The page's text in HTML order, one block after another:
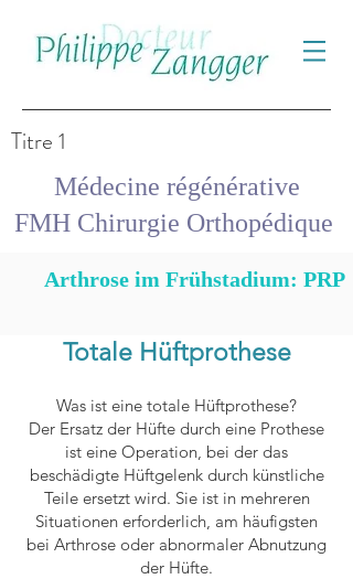
Titre 1
Médecine régénérative
FMH Chirurgie Orthopédique
Arthrose im Frühstadium: PRP
Totale Hüftprothese
Was ist eine totale Hüftprothese?
Der Ersatz der Hüfte durch eine Prothese
ist eine Operation, bei der das
beschädigte Hüftgelenk durch künstliche
Teile ersetzt wird. Sie ist in mehreren
Situationen erforderlich, am häufigsten
bei Arthrose oder abnormaler Abnutzung
der Hüfte.